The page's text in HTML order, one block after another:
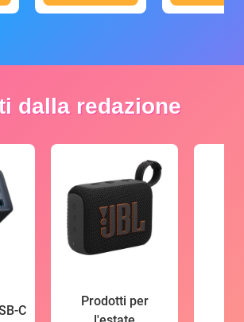
dalla redazione
C
Prodotti per